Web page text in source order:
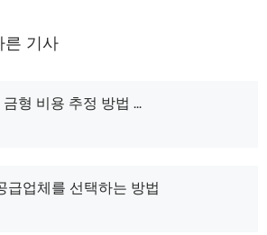
른 기사
형 비용 추정 방법 ...
급업체를 선택하는 방법